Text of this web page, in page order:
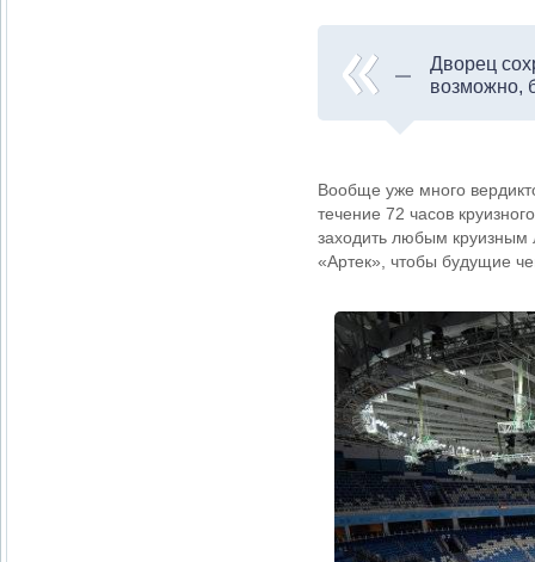
Дворец
возможно,
Вообще уже много
течение 72 часов
заходить любым круизным
«Артек», чтобы будущие